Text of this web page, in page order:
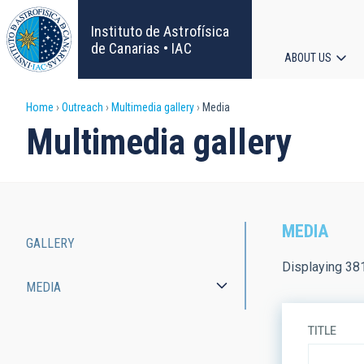
Skip
to
main
content
Instituto de Astrofísica
de Canarias • IAC
ABOUT US
Breadcrumb
Home Outreach Multimedia gallery Media
Multimedia gallery
MEDIA
Displaying
TITLE
navigation
GALLERY
MEDIA